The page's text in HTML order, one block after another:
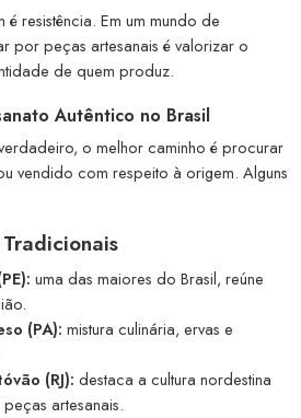
resistência. Em um mundo de
por peças artesanais é valorizar o
de quem produz.
Autêntico no Brasil
o melhor caminho é procurar
vendido com respeito à origem. Alguns
uma das maiores do Brasil, reúne
(PA): mistura culinária, ervas e
(RJ): destaca a cultura nordestina
artesanais.